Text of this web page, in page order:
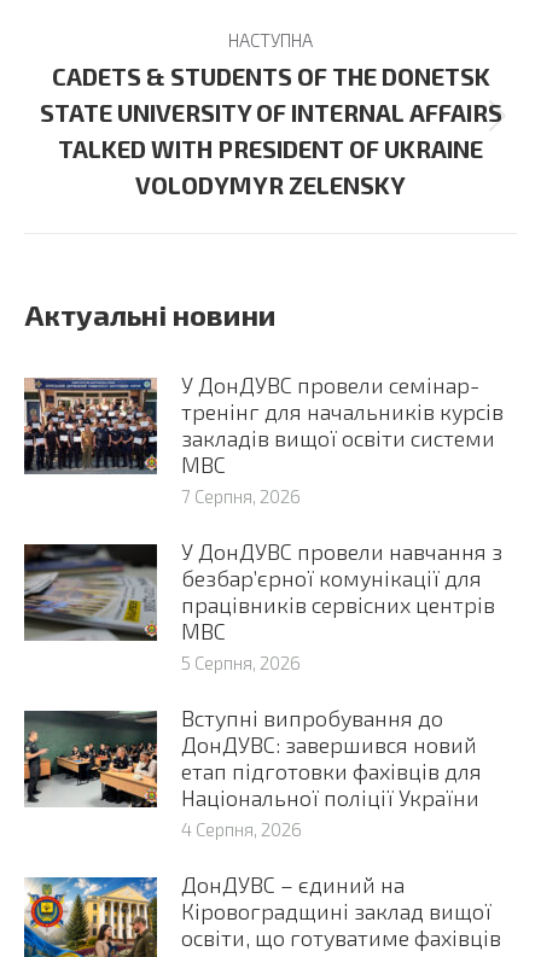
НАСТУПНА
Next
post:
CADETS & STUDENTS OF THE DONETSK
STATE UNIVERSITY OF INTERNAL AFFAIRS
TALKED WITH PRESIDENT OF UKRAINE
VOLODYMYR ZELENSKY
Актуальні новини
У ДонДУВС провели семінар-
тренінг для начальників курсів
закладів вищої освіти системи
МВС
7 Серпня, 2026
У ДонДУВС провели навчання з
безбар’єрної комунікації для
працівників сервісних центрів
МВС
5 Серпня, 2026
Вступні випробування до
ДонДУВС: завершився новий
етап підготовки фахівців для
Національної поліції України
4 Серпня, 2026
ДонДУВС – єдиний на
Кіровоградщині заклад вищої
освіти, що готуватиме фахівців